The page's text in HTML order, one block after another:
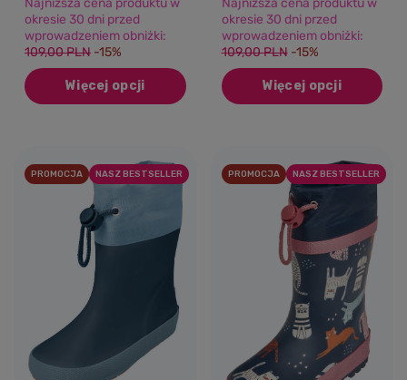
Najniższa cena produktu w
okresie 30 dni przed
wprowadzeniem obniżki:
109,00 PLN -15%
Więcej opcji
Najniższa cena produktu w
okresie 30 dni przed
wprowadzeniem obniżki:
109,00 PLN -15%
Więcej opcji
PROMOCJA NASZ BESTSELLER PROMOCJA NASZ BESTSELLER